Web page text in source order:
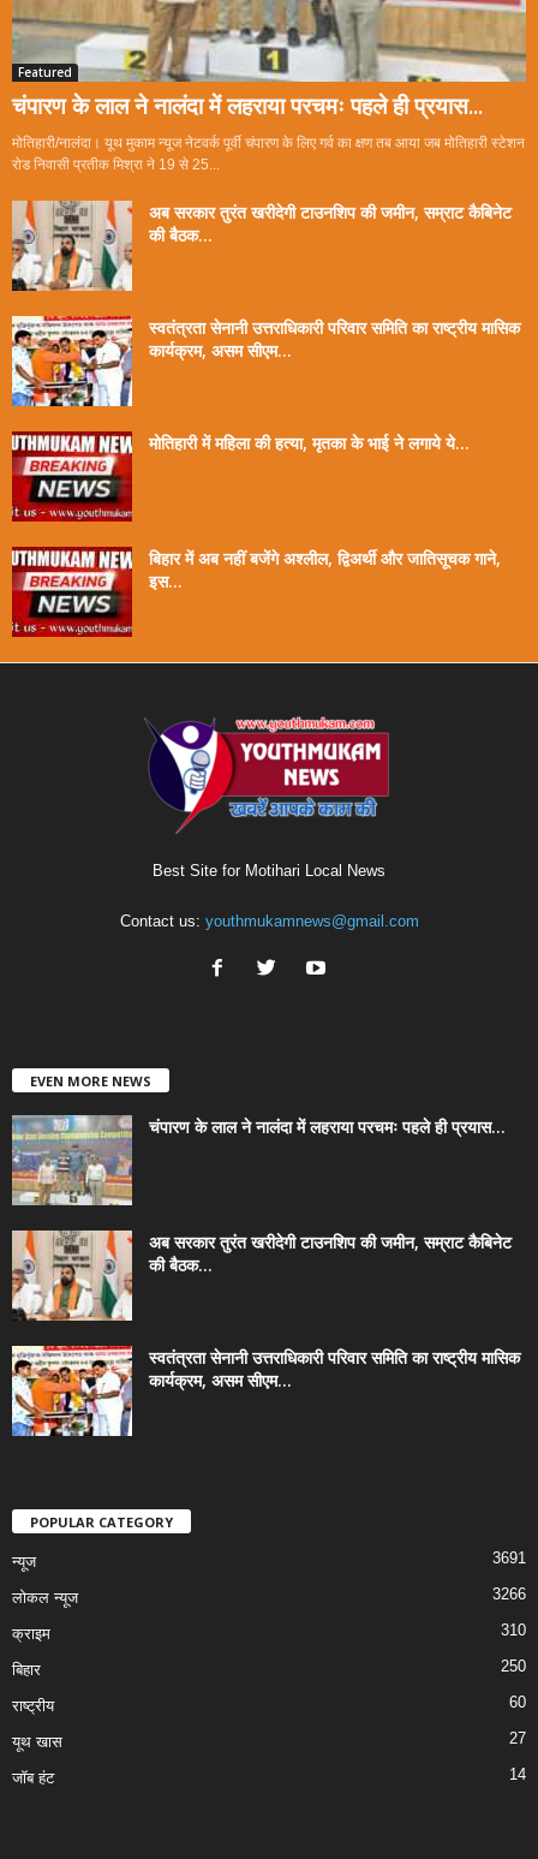
Featured
चंपारण के लाल ने नालंदा में लहराया परचमः पहले ही प्रयास...
मोतिहारी/नालंदा। यूथ मुकाम न्यूज नेटवर्क पूर्वी चंपारण के लिए गर्व का क्षण तब आया जब मोतिहारी स्टेशन
रोड निवासी प्रतीक मिश्रा ने 19 से 25...
अब सरकार तुरंत खरीदेगी टाउनशिप की जमीन, सम्राट कैबिनेट
की बैठक...
स्वतंत्रता सेनानी उत्तराधिकारी परिवार समिति का राष्ट्रीय मासिक
कार्यक्रम, असम सीएम...
मोतिहारी में महिला की हत्या, मृतका के भाई ने लगाये ये...
बिहार में अब नहीं बजेंगे अश्लील, द्विअर्थी और जातिसूचक गाने,
इस...
Best Site for Motihari Local News
Contact us: youthmukamnews@gmail.com
EVEN MORE NEWS
चंपारण के लाल ने नालंदा में लहराया परचमः पहले ही प्रयास...
अब सरकार तुरंत खरीदेगी टाउनशिप की जमीन, सम्राट कैबिनेट
की बैठक...
स्वतंत्रता सेनानी उत्तराधिकारी परिवार समिति का राष्ट्रीय मासिक
कार्यक्रम, असम सीएम...
POPULAR CATEGORY
न्यूज 3691
लोकल न्यूज 3266
क्राइम 310
बिहार 250
राष्ट्रीय 60
यूथ खास 27
जॉब हंट 14